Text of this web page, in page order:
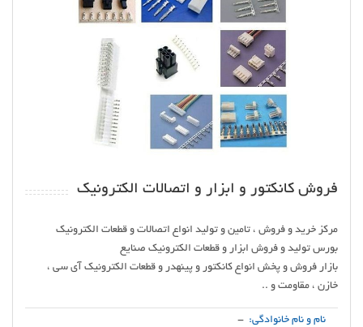
فروش کانکتور و ابزار و اتصالات الکترونیک
بازار فروش و پخش انواع کانکتور و پینهدر و قطعات الکترونیک آی سی ،
خازن ، مقاومت و ..
نام و نام خانوادگی: -